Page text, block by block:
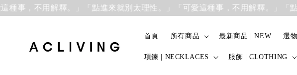
不用解釋。」「點進來就別太理性。」「可愛這種事，不用解釋。」「點進來
首頁 所有商品 最新商品 | NEW 選
項鍊 | NECKLACES 服飾 | CLOTHING